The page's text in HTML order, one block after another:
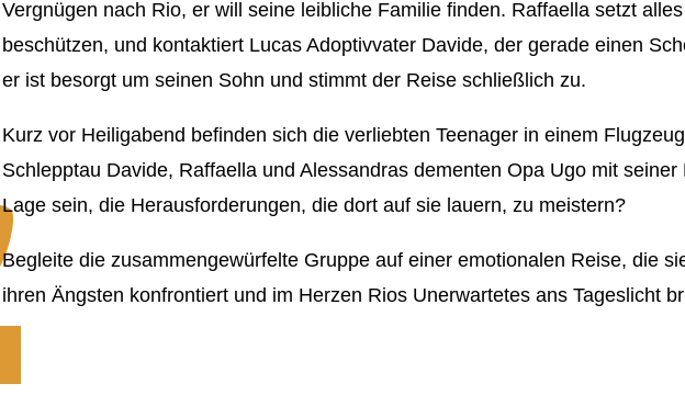
Vergnügen nach Rio, er will seine leibliche Familie finden. Raffaella setzt
beschützen, und kontaktiert Lucas Adoptivvater Davide, der gerade einen
er ist besorgt um seinen Sohn und stimmt der Reise schließlich zu.
Kurz vor Heiligabend befinden sich die verliebten Teenager in einem
Schlepptau Davide, Raffaella und Alessandras dementen Opa Ugo mit
Lage sein, die Herausforderungen, die dort auf sie lauern, zu meistern?
Begleite die zusammengewürfelte Gruppe auf einer emotionalen Reise, die
ihren Ängsten konfrontiert und im Herzen Rios Unerwartetes ans Tageslicht